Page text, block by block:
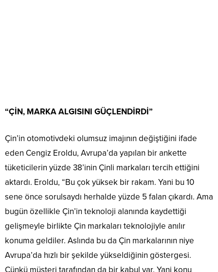
“ÇİN, MARKA ALGISINI GÜÇLENDİRDİ”
Çin’in otomotivdeki olumsuz imajının değiştiğini ifade
eden Cengiz Eroldu, Avrupa’da yapılan bir ankette
tüketicilerin yüzde 38’inin Çinli markaları tercih ettiğini
aktardı. Eroldu, “Bu çok yüksek bir rakam. Yani bu 10
sene önce sorulsaydı herhalde yüzde 5 falan çıkardı. Ama
bugün özellikle Çin’in teknoloji alanında kaydettiği
gelişmeyle birlikte Çin markaları teknolojiyle anılır
konuma geldiler. Aslında bu da Çin markalarının niye
Avrupa’da hızlı bir şekilde yükseldiğinin göstergesi.
Çünkü müşteri tarafından da bir kabul var. Yani konu